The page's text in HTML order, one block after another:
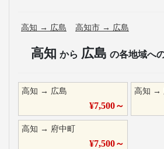
高知 → 広島 高知市 → 広島
高知 から 広島 の各地域へ
高知 → 広島
¥7,500～
高知 →
高知 → 府中町
¥7,500～